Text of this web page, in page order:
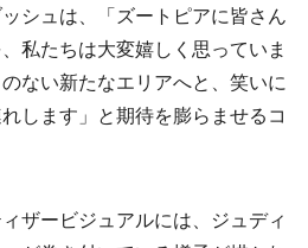
シュは、「ズートピアに皆さん
私たちは大変嬉しく思っていま
ない新たなエリアへと、笑いに
します」と期待を膨らませるコ
ザービジュアルには、ジュディ